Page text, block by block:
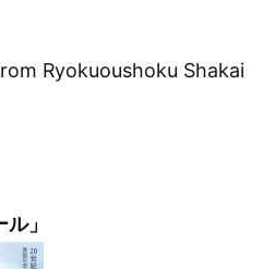
Ryokuoushoku Shakai
」